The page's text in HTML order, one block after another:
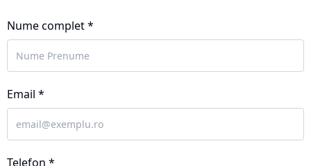
Nume complet *
Email *
Telefon *